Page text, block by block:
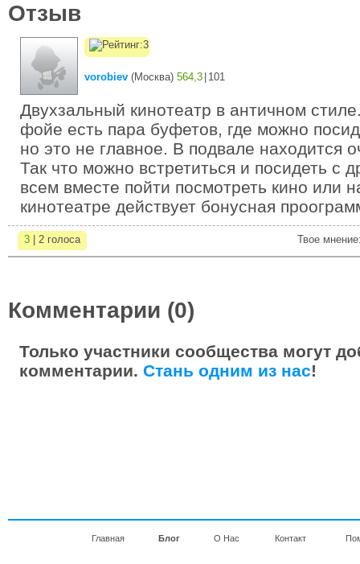
Отзыв
vorobiev (Москва) 564,3 101
Двухзальный кинотеатр в античном
фойе есть пара буфетов, где можно
но это не главное. В подвале находится
Так что можно встретиться и посидеть с
всем вместе пойти посмотреть кино или
кинотеатре действует бонусная
3 | 2 голоса Твое
Комментарии (0)
Только участники сообщества могут
комментарии. Стань одним из нас!
Главная Блог О Нас Контакт